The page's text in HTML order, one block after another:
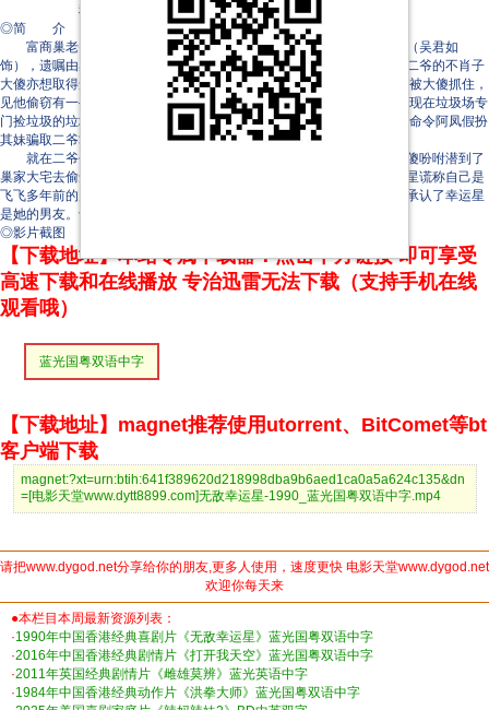
程守一
◎简 介
富商巢老爷临终立下遗嘱，将所有遗产都传给远在法国的女儿飞飞（吴君如
饰），遗嘱由巢二爷保管。巢老爷的不肖子秋千方百计想修改遗嘱，而二爷的不肖子
大傻亦想取得遗嘱私自修改。一晚，幸运星（周星驰 饰）到巢家偷窃时被大傻抓住，
见他偷窃有一手，大傻命令幸运星帮助自己偷遗嘱。而阿秋 亦无意中发现在垃圾场专
门捡垃圾的垃圾凤（吴君如 饰）样貌竟然和他妹妹飞飞一模一样，于是命令阿凤假扮
其妹骗取二爷掌管的遗产。
就在二爷去迎接从法国回来的假飞飞（阿凤）的晚上，幸运星按大傻吩咐潜到了
巢家大宅去偷遗嘱。不料事情败露，被二爷抓个正着。情急之下，幸运星谎称自己是
飞飞多年前的男友，企图蒙混过关。而不知就里的阿凤怕露出马脚，也承认了幸运星
是她的男友。于是一场笑料百出的遗产争夺战开始了。 ?豆瓣
◎影片截图
【下载地址】本站专属下载器：点击下方链接 即可享受
高速下载和在线播放 专治迅雷无法下载（支持手机在线
观看哦）
蓝光国粤双语中字
【下载地址】magnet推荐使用utorrent、BitComet等bt
客户端下载
magnet:?xt=urn:btih:641f389620d218998dba9b6aed1ca0a5a624c135&dn
=[电影天堂www.dytt8899.com]无敌幸运星-1990_蓝光国粤双语中字.mp4
请把www.dygod.net分享给你的朋友,更多人使用，速度更快 电影天堂www.dygod.net
欢迎你每天来
●本栏目本周最新资源列表：
·1990年中国香港经典喜剧片《无敌幸运星》蓝光国粤双语中字
·2016年中国香港经典剧情片《打开我天空》蓝光国粤双语中字
·2011年英国经典剧情片《雌雄莫辨》蓝光英语中字
·1984年中国香港经典动作片《洪拳大师》蓝光国粤双语中字